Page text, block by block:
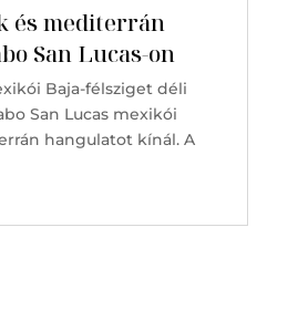
és mediterrán
San Lucas-on
Baja-félsziget déli
San Lucas mexikói
hangulatot kínál. A